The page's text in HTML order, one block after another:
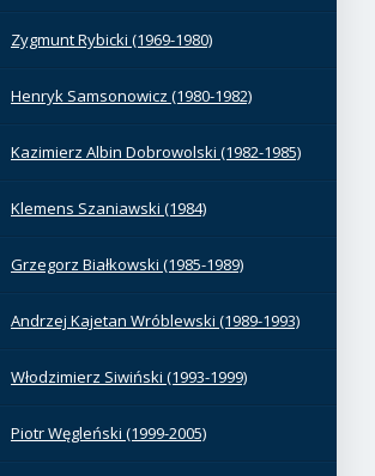
Zygmunt Rybicki (1969-1980)
Henryk Samsonowicz (1980-1982)
Kazimierz Albin Dobrowolski (1982-1985)
Klemens Szaniawski (1984)
Grzegorz Białkowski (1985-1989)
Andrzej Kajetan Wróblewski (1989-1993)
Włodzimierz Siwiński (1993-1999)
Piotr Węgleński (1999-2005)